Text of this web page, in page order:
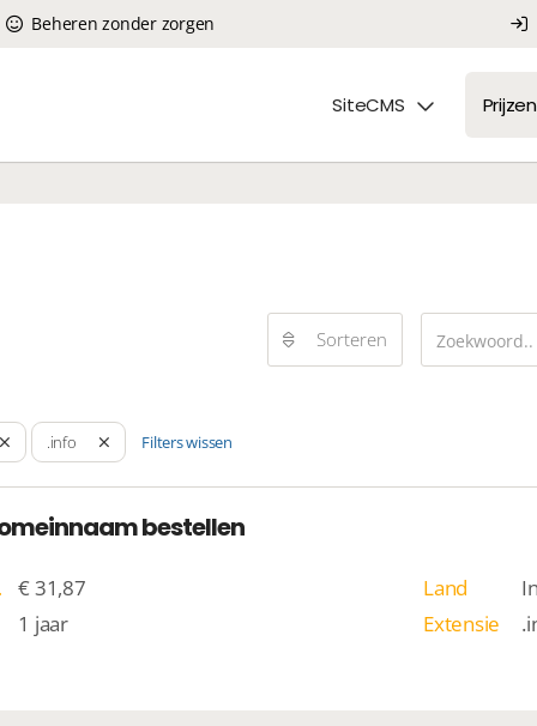
Sorteren
.info Filters wissen
bestellen
j € 31,87 Land
1 jaar Extensie
Beheren zonder zorgen
SiteCMS Prijzen